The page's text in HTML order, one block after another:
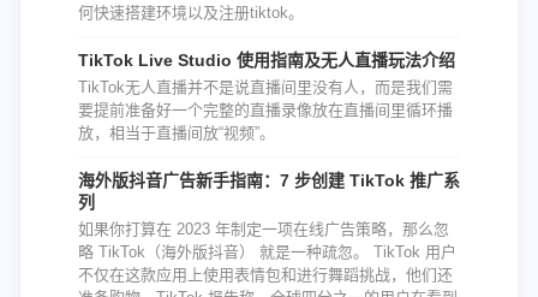
何快速搭建环境以及注册tiktok。
TikTok Live Studio 使用指南及无人直播玩法介绍
TikTok无人直播并不是说直播间里没有人，而是我们需
要提前准备好一个完整的直播录像放在直播间里循环播
放，相当于直播间放“视频”。
海外版抖音广告新手指南：7 步创建 TikTok 推广系
列
如果你打算在 2023 年制定一项在线广告策略，那么忽
略 TikTok（海外版抖音） 就是一种疏忽。 TikTok 用户
不仅在这款应用上使用表情包和进行舞蹈挑战，他们还